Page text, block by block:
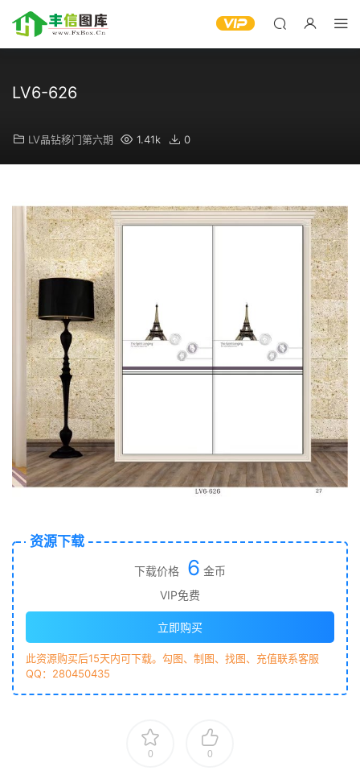
LV6-626
LV晶钻移门第六期 1.41k 0
资源下载
下载价格 6 金币
VIP免费
立即购买
此资源购买后15天内可下载。勾图、制图、找图、充值联系客服
QQ：280450435
0 0